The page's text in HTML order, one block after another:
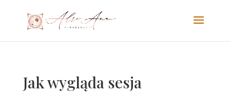
Jak wygląda sesja